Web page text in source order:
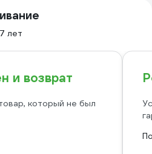
лет
и возврат
который не был